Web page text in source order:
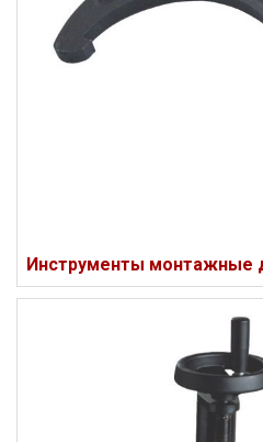
Инструменты монтажные